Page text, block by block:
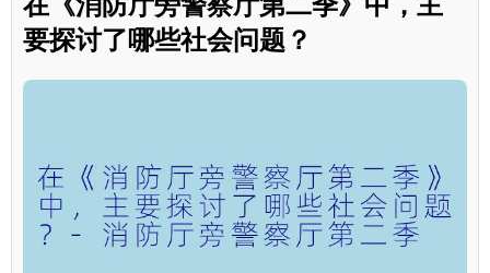
要探讨了哪些社会问题？